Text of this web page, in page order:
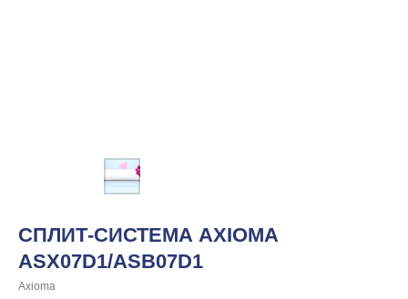
СПЛИТ-СИСТЕМА AXIOMA
ASX07D1/ASB07D1
Axioma